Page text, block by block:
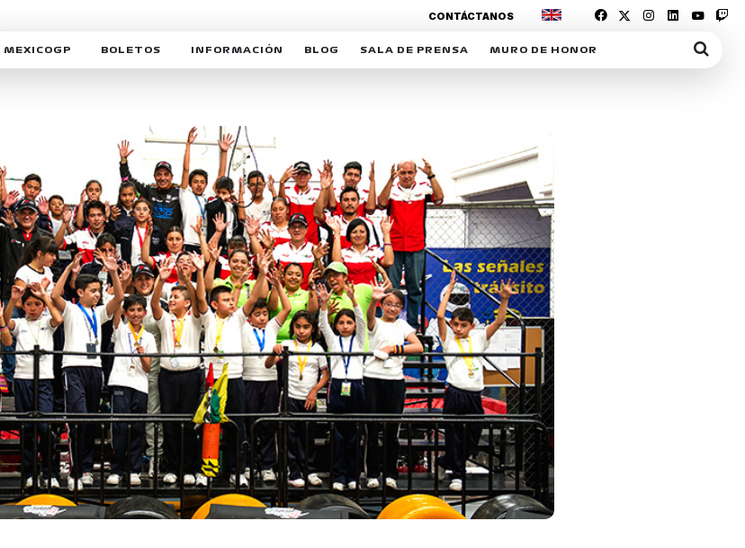
MEXICOGP
CELEBRA CON NOSOTROS
BOLETOS INFORMACIÓN
DERECHO DE PRIMERA OPCIÓN
REFORESTEMOS JUNTOS
MOTORSPORT ACADEMY
VOLUNTARIOS
EXPOSICIÓN FOTOGRÁFICA
CAMPEONATO
PATROCINADORES
LEGALES TICKETMASTER
BLOG
INTERACTIVOS
SALA DE PRENSA MURO DE HONOR
CONTÁCTANOS